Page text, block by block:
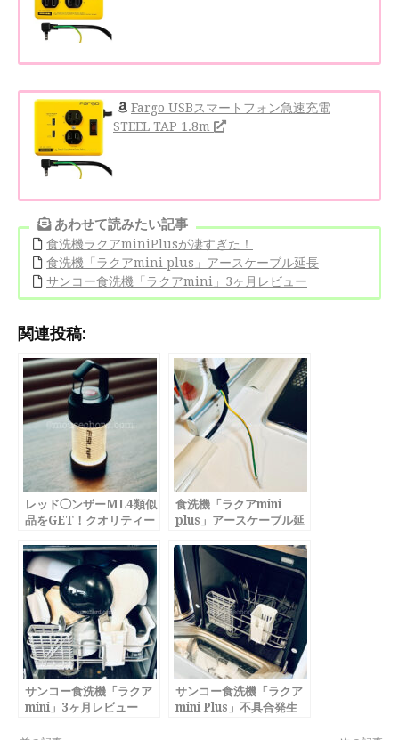
Fargo USBスマートフォン急速充電
STEEL TAP 1.8m
あわせて読みたい記事
食洗機ラクアminiPlusが凄すぎた！
食洗機「ラクアmini plus」アースケーブル延長
サンコー食洗機「ラクアmini」3ヶ月レビュー
関連投稿:
レッド◯ンザーML4類似
品をGET！クオリティー
食洗機「ラクアmini
plus」アースケーブル延
サンコー食洗機「ラクア
mini」3ヶ月レビュー
サンコー食洗機「ラクア
mini Plus」不具合発生